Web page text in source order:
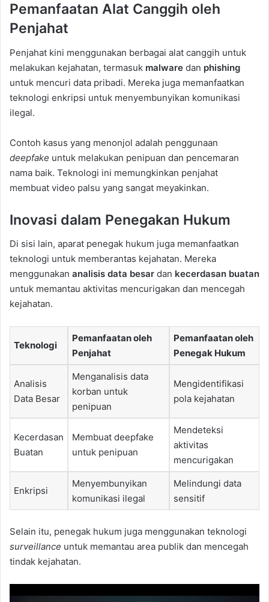
Pemanfaatan Alat Canggih oleh
Penjahat
Penjahat kini menggunakan berbagai alat canggih untuk
melakukan kejahatan, termasuk malware dan phishing
untuk mencuri data pribadi. Mereka juga memanfaatkan
teknologi enkripsi untuk menyembunyikan komunikasi
ilegal.
Contoh kasus yang menonjol adalah penggunaan
deepfake untuk melakukan penipuan dan pencemaran
nama baik. Teknologi ini memungkinkan penjahat
membuat video palsu yang sangat meyakinkan.
Inovasi dalam Penegakan Hukum
Di sisi lain, aparat penegak hukum juga memanfaatkan
teknologi untuk memberantas kejahatan. Mereka
menggunakan analisis data besar dan kecerdasan buatan
untuk memantau aktivitas mencurigakan dan mencegah
kejahatan.
Teknologi
Pemanfaatan oleh
Penjahat
Pemanfaatan oleh
Penegak Hukum
Analisis
Data Besar
Menganalisis data
korban untuk
penipuan
Mengidentifikasi
pola kejahatan
Kecerdasan
Buatan
Membuat deepfake
untuk penipuan
Mendeteksi
aktivitas
mencurigakan
Enkripsi
Menyembunyikan
komunikasi ilegal
Melindungi data
sensitif
Selain itu, penegak hukum juga menggunakan teknologi
surveillance untuk memantau area publik dan mencegah
tindak kejahatan.